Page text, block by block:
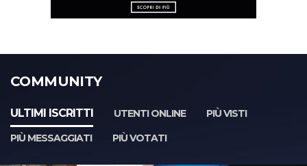
COMMUNITY
ULTIMI ISCRITTI UTENTI ONLINE
PIÙ VISTI
PIÙ MESSAGGIATI
PIÙ VOTATI